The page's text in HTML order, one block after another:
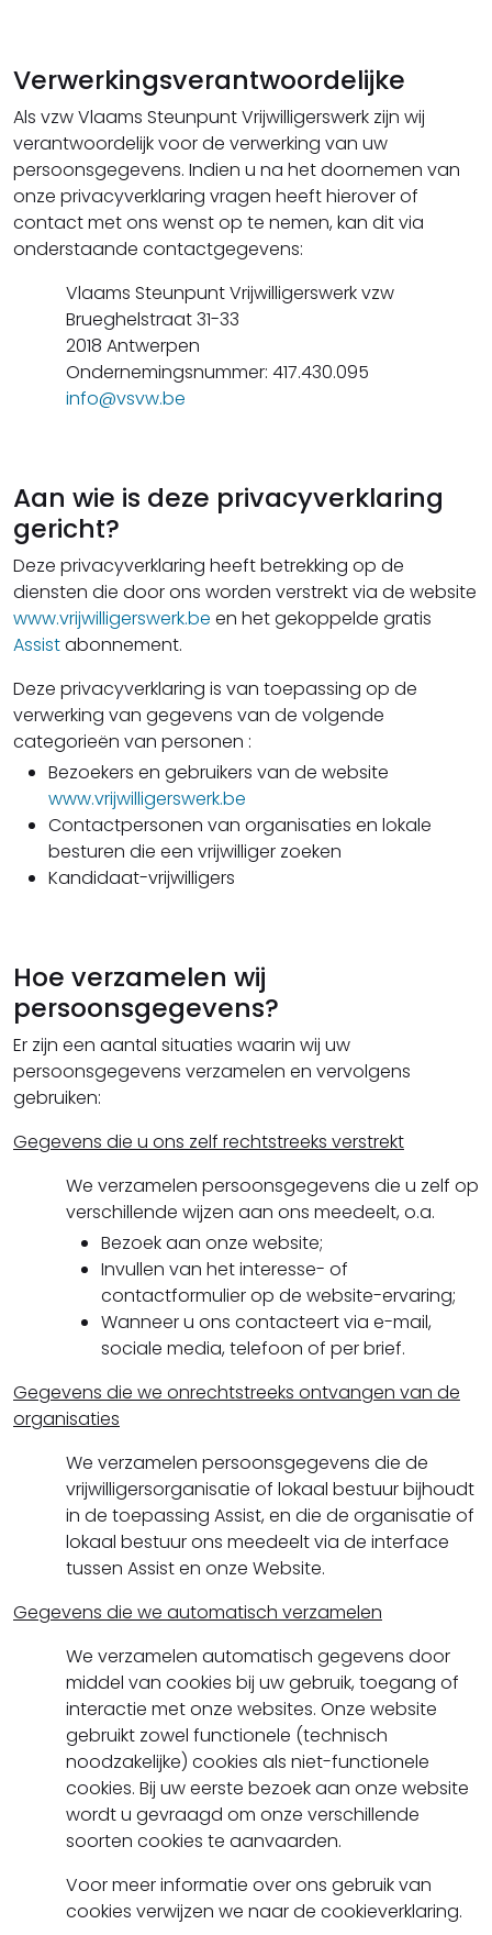
Verwerkingsverantwoordelijke
Als vzw Vlaams Steunpunt Vrijwilligerswerk zijn wij
verantwoordelijk voor de verwerking van uw
persoonsgegevens. Indien u na het doornemen van
onze privacyverklaring vragen heeft hierover of
contact met ons wenst op te nemen, kan dit via
onderstaande contactgegevens:
Vlaams Steunpunt Vrijwilligerswerk vzw
Brueghelstraat 31-33
2018 Antwerpen
Ondernemingsnummer: 417.430.095
info@vsvw.be
Aan wie is deze privacyverklaring
gericht?
Deze privacyverklaring heeft betrekking op de
diensten die door ons worden verstrekt via de website
www.vrijwilligerswerk.be en het gekoppelde gratis
Assistabonnement.
Deze privacyverklaring is van toepassing op de
verwerking van gegevens van de volgende
categorieën van personen :
Bezoekers en gebruikers van de website
www.vrijwilligerswerk.be
Contactpersonen van organisaties en lokale
besturen die een vrijwilliger zoeken
Kandidaat-vrijwilligers
Hoe verzamelen wij
persoonsgegevens?
Er zijn een aantal situaties waarin wij uw
persoonsgegevens verzamelen en vervolgens
gebruiken:
Gegevens die u ons zelf rechtstreeks verstrekt
We verzamelen persoonsgegevens die u zelf op
verschillende wijzen aan ons meedeelt, o.a.
Bezoek aan onze website;
Invullen van het interesse- of
contactformulier op de website-ervaring;
Wanneer u ons contacteert via e-mail,
sociale media, telefoon of per brief.
Gegevens die we onrechtstreeks ontvangen van de
organisaties
We verzamelen persoonsgegevens die de
vrijwilligersorganisatie of lokaal bestuur bijhoudt
in de toepassing Assist, en die de organisatie of
lokaal bestuur ons meedeelt via de interface
tussen Assist en onze Website.
Gegevens die we automatisch verzamelen
We verzamelen automatisch gegevens door
middel van cookies bij uw gebruik, toegang of
interactie met onze websites. Onze website
gebruikt zowel functionele (technisch
noodzakelijke) cookies als niet-functionele
cookies. Bij uw eerste bezoek aan onze website
wordt u gevraagd om onze verschillende
soorten cookies te aanvaarden.
Voor meer informatie over ons gebruik van
cookies verwijzen we naar de cookieverklaring.